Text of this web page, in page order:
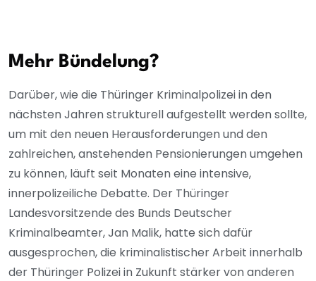
Mehr Bündelung?
Darüber, wie die Thüringer Kriminalpolizei in den
nächsten Jahren strukturell aufgestellt werden sollte,
um mit den neuen Herausforderungen und den
zahlreichen, anstehenden Pensionierungen umgehen
zu können, läuft seit Monaten eine intensive,
innerpolizeiliche Debatte. Der Thüringer
Landesvorsitzende des Bunds Deutscher
Kriminalbeamter, Jan Malik, hatte sich dafür
ausgesprochen, die kriminalistischer Arbeit innerhalb
der Thüringer Polizei in Zukunft stärker von anderen